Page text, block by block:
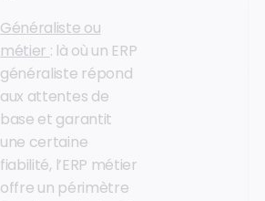
Généraliste ou
métier : là où un ERP
généraliste répond
aux attentes de
base et garantit
une certaine
fiabilité, l’ERP métier
offre un périmètre